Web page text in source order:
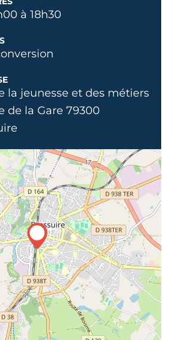
à 18h30
la jeunesse et des métiers
de la Gare 79300